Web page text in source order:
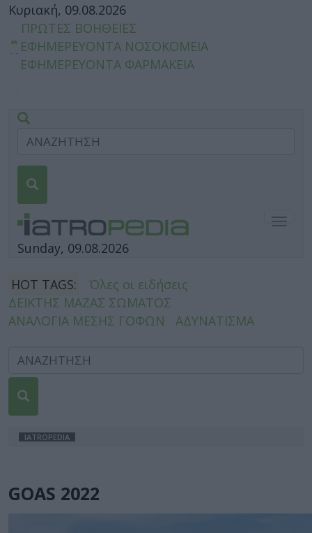
Κυριακή, 09.08.2026
ΠΡΩΤΕΣ ΒΟΗΘΕΙΕΣ
ΕΦΗΜΕΡΕΥΟΝΤΑ ΝΟΣΟΚΟΜΕΙΑ
ΕΦΗΜΕΡΕΥΟΝΤΑ ΦΑΡΜΑΚΕΙΑ
Sunday, 09.08.2026
HOT TAGS:
Όλες οι ειδήσεις
ΔΕΙΚΤΗΣ ΜΑΖΑΣ ΣΩΜΑΤΟΣ
ΑΝΑΛΟΓΙΑ ΜΕΣΗΣ ΓΟΦΩΝ
ΑΔΥΝΑΤΙΣΜΑ
IATROPEDIA
GOAS 2022